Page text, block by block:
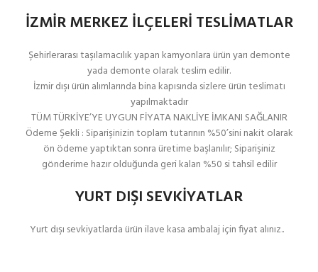
İZMİR MERKEZ İLÇELERİ TESLİMATLAR
Şehirlerarası taşılamacılık yapan kamyonlara ürün yarı demonte
yada demonte olarak teslim edilir.
İzmir dışı ürün alımlarında bina kapısında sizlere ürün teslimatı
yapılmaktadır
TÜM TÜRKİYE’YE UYGUN FİYATA NAKLİYE İMKANI SAĞLANIR
Ödeme Şekli : Siparişinizin toplam tutarının %50’sini nakit olarak
ön ödeme yaptıktan sonra üretime başlanılır; Siparişiniz
gönderime hazır olduğunda geri kalan %50 si tahsil edilir
YURT DIŞI SEVKİYATLAR
Yurt dışı sevkiyatlarda ürün ilave kasa ambalaj için fiyat alınız..